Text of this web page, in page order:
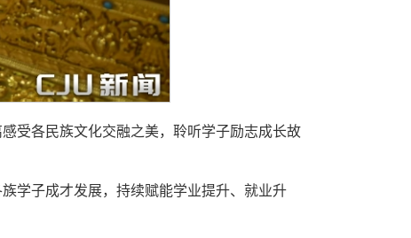
受各民族文化交融之美，聆听学子励志成长故
学子成才发展，持续赋能学业提升、就业升